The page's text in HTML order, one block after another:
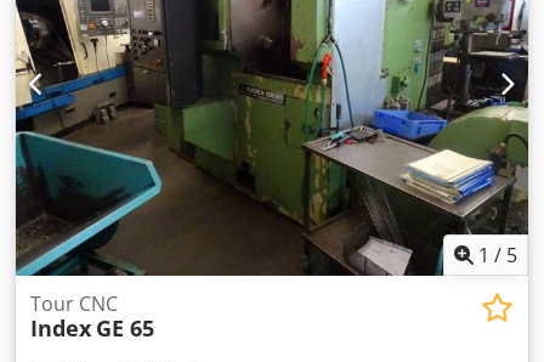
1 / 5
Tour CNC
Index GE 65